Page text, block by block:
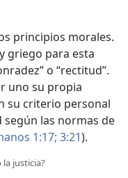
principios morales.
griego para esta
o “rectitud”.
uno su propia
su criterio personal
las normas de
1:17; 3:21).
justicia?